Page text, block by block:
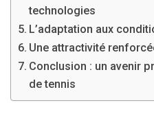
technologies
L’adaptation aux
Une attractivité
Conclusion : un avenir
de tennis